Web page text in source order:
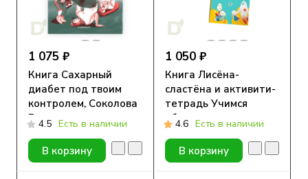
1 075 ₽
Книга Сахарный
диабет под твоим
контролем, Соколова
Е. 4.5 Есть в наличии
В корзину
1 050 ₽
Книга Лисёна-
сластёна и активити-
тетрадь Учимся
общаться и дружить
4.6 Есть в наличии
В корзину